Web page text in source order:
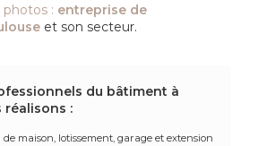
: entreprise de
et son secteur.
du bâtiment à
réalisons :
maison, lotissement, garage et extension